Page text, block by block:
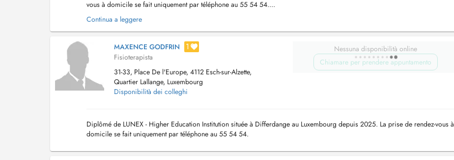
vous à domicile se fait uniquement par téléphone au 55 54 54....
Continua a leggere
MAXENCE GODFRIN 1
Fisioterapista
31-33, Place De l'Europe, 4112 Esch-sur-Alzette,
Quartier Lallange, Luxembourg
Disponibilità dei colleghi
Nessuna disponibilità online
Chiamare per prendere appuntamento
Diplômé de LUNEX - Higher Education Institution située à Differdange au Luxembourg depuis 2025. La prise de rendez-vous à
domicile se fait uniquement par téléphone au 55 54 54.